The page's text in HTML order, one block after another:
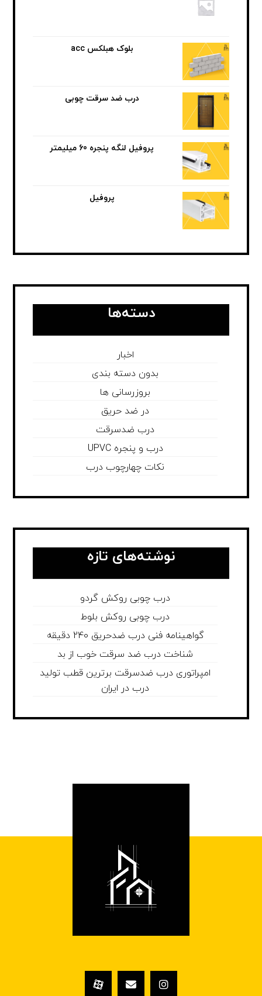
بلوک هبلکس acc
درب ضد سرقت چوبی
پروفیل لنگه پنجره 60 میلیمتر
پروفیل
دسته‌ها
اخبار
بدون دسته بندی
بروزرسانی ها
در ضد حریق
درب ضدسرقت
درب و پنجره UPVC
نکات چهارچوب درب
نوشته‌های تازه
درب چوبی روکش گردو
درب چوبی روکش بلوط
گواهینامه فنی درب ضدحریق 240 دقیقه
شناخت درب ضد سرقت خوب از بد
امپراتوری درب ضدسرقت برترین قطب تولید
درب در ایران